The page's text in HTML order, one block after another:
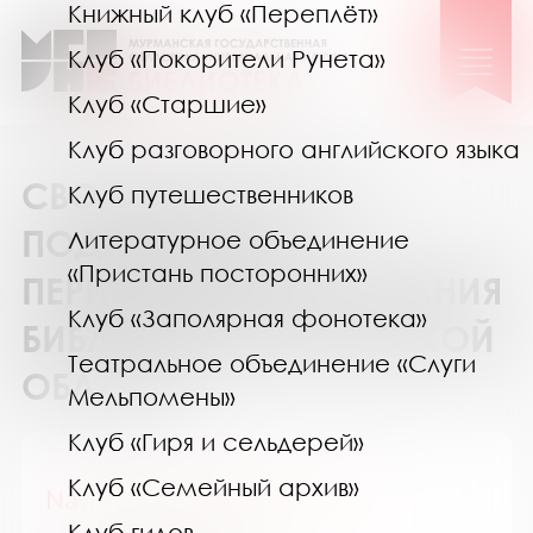
Книжный клуб «Переплёт»
Клуб «Покорители Рунета»
Клуб «Старшие»
Клуб разговорного английского языка
Клуб путешественников
Литературное объединение
«Пристань посторонних»
Клуб «Заполярная фонотека»
Театральное объединение «Слуги
Мельпомены»
Клуб «Гиря и сельдерей»
Клуб «Семейный архив»
СВОДНЫЙ КАТАЛОГ
ПОДПИСКИ НА
ПЕРИОДИЧЕСКИЕ ИЗДАНИЯ
БИБЛИОТЕК МУРМАНСКОЙ
ОБЛАСТИ
National Geographic Россия